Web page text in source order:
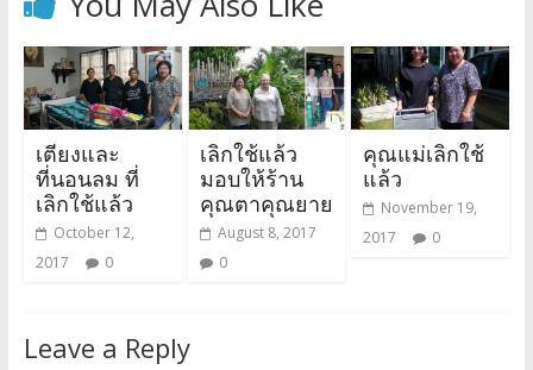
เตียงและ
ที่นอนลม ที่
เลิกใช้แล้ว
October 12,
2017
0
เลิกใช้แล้ว
มอบให้ร้าน
คุณตาคุณยาย
August 8, 2017
0
คุณแม่เลิกใช้
แล้ว
November 19,
2017
0
Leave a Reply